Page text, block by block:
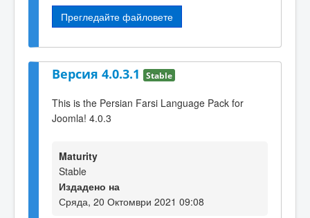
Прегледайте файловете
Версия 4.0.3.1 Stable
This is the Persian Farsi Language Pack for
Joomla! 4.0.3
Maturity
Stable
Издадено на
Сряда, 20 Октомври 2021 09:08